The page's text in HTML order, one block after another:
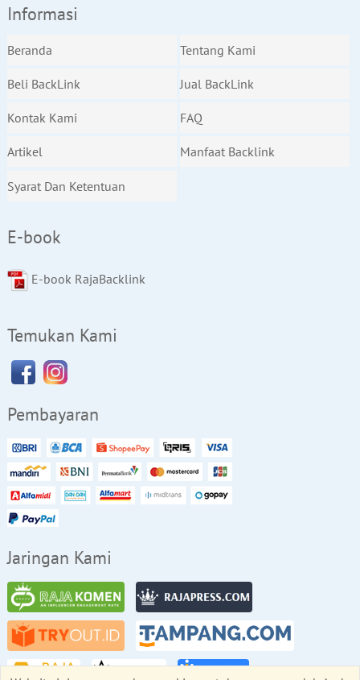
Informasi
Beranda Tentang Kami
Beli BackLink Jual BackLink
Kontak Kami FAQ
Artikel Manfaat Backlink
Syarat Dan Ketentuan
E-book
E-book RajaBacklink
Temukan Kami
Pembayaran
Jaringan Kami